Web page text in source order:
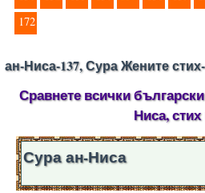
172
ан-Ниса-137, Сура Жените
Сравнете всички
Ниса, стих
Сура ан-Ниса